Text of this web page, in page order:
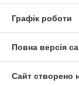
Графік роботи
Повна версія
Сайт створено